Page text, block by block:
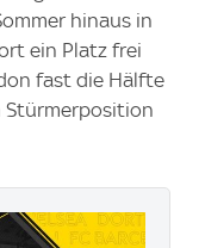
hinaus in
ein Platz frei
fast die Hälfte
Stürmerposition